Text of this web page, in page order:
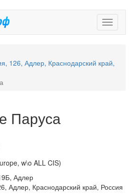
126, Адлер, Краснодарский край,
Паруса
w\o ALL CIS)
Адлер
Адлер, Краснодарский край, Россия